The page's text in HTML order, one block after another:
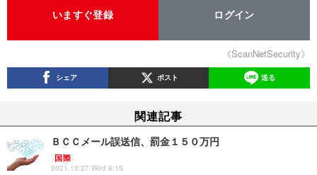
いますぐ登録 ログイン
《ScanNetSecurity》
シェア ポスト 送る
関連記事
ＢＣＣメール誤送信、罰金１５０万円
国際
2021.10.27 Wed 8:15